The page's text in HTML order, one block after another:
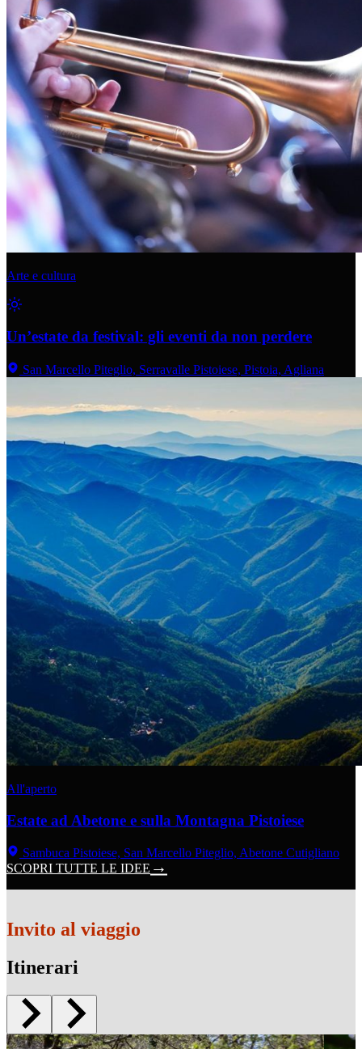
Arte e cultura
Un’estate da festival: gli eventi da non perdere
San Marcello Piteglio, Serravalle Pistoiese, Pistoia, Agliana
All'aperto
Estate ad Abetone e sulla Montagna Pistoiese
Sambuca Pistoiese, San Marcello Piteglio, Abetone Cutigliano
SCOPRI TUTTE LE IDEE
Invito al viaggio
Itinerari